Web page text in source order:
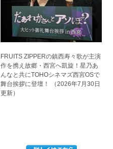
FRUITS ZIPPERの鎮西寿々歌が主演
作を携え故郷 ・西宮へ凱旋！星乃あ
んなと共にTOHOシネマズ西宮OSで
舞台挨拶に登壇！
（2026年7月30日
更新）